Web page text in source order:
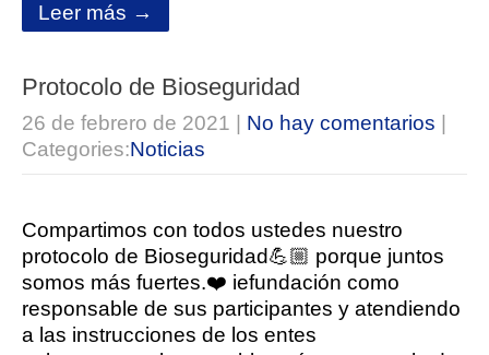
Leer más →
Protocolo de Bioseguridad
26 de febrero de 2021 No hay comentarios
Categories:Noticias
Compartimos con todos ustedes nuestro
protocolo de Bioseguridad💪🏼 porque juntos
somos más fuertes.❤️ iefundación como
responsable de sus participantes y atendiendo
a las instrucciones de los entes